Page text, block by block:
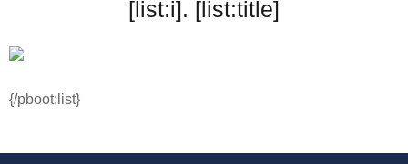
[list:i]. [list:title]
{/pboot:list}